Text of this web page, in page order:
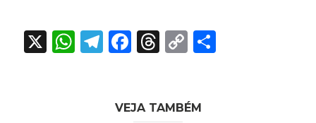
X WhatsApp
Telegram
Facebook
Threads
Copy
VEJA TAMBÉM